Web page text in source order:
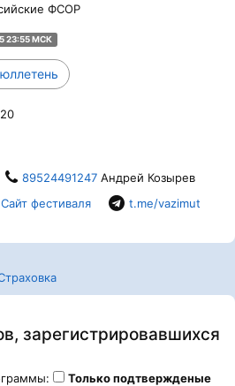
ФСОР
23:55 МСК
89524491247 Андрей Козырев
Сайт фестиваля t.me/vazimut
зарегистрировавшихся
Только подтвержденые